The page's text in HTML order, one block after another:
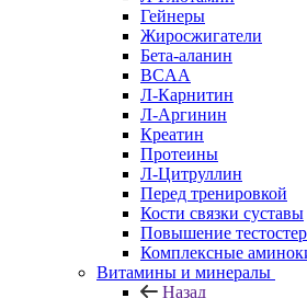
Гейнеры
Жиросжигатели
Бета-аланин
BCAA
Л-Карнитин
Л-Аргинин
Креатин
Протеины
Л-Цитруллин
Перед тренировкой
Кости связки суставы
Повышение
Комплексные
Витамины и минералы
Назад